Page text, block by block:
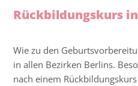
Rückbildungskurs
Wie zu den
in allen Bezirken Berlins.
nach einem